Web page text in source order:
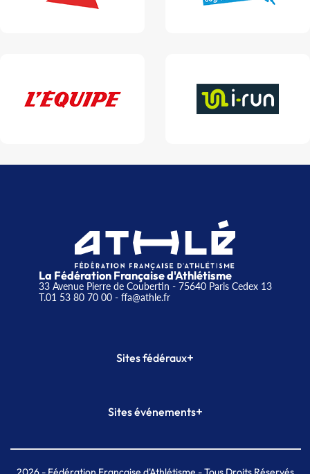
La Fédération Française d'Athlétisme
33 Avenue Pierre de Coubertin - 75640 Paris Cedex 13
T.01 53 80 70 00- ffa@athle.fr
Sites fédéraux+
Plateforme Formation
Sites événements+
Meeting de Paris indoor
MAIF Ekiden de Paris